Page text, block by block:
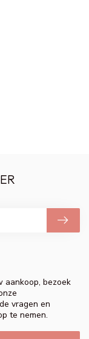
aankoop, bezoek
vragen en
te nemen.